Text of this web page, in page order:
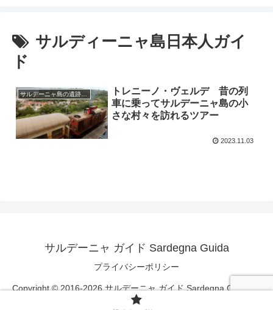
サルディーニャ島日本人ガイ
ド
サルデーニャ島の遺跡、教会、祭り
トレニーノ・ヴェルデ 昔の列
車に乗ってサルデーニャ島の小
さな村々を訪れるツアー
2023.11.03
サルデーニャ ガイド Sardegna Guida
プライバシーポリシー
Copyright © 2016-2026 サルデーニャ ガイド Sardegna Guida All
Rights Reserved.